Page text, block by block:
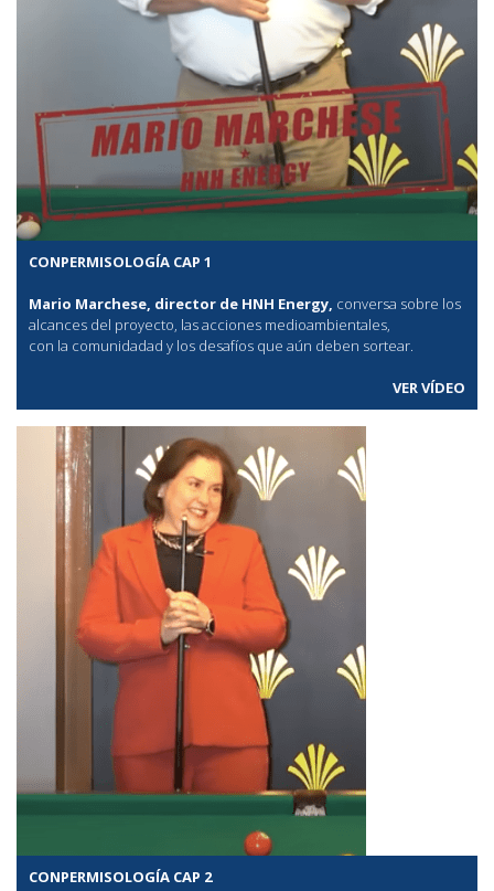
CONPERMISOLOGÍA CAP 1
Mario Marchese, director de HNH Energy, conversa sobre los
alcances del proyecto, las acciones medioambientales,
con la comunidadad y los desafíos que aún deben sortear.
VER VÍDEO
CONPERMISOLOGÍA CAP 2